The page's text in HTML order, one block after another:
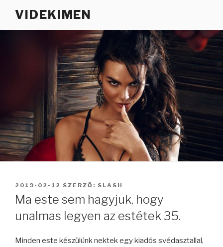
VIDEKIMEN
BEKÜLDVE:
2019-02-12 SZERZŐ: SLASH
Ma este sem hagyjuk, hogy
unalmas legyen az estétek 35.
Minden este készülünk nektek egy kiadós svédasztallal,